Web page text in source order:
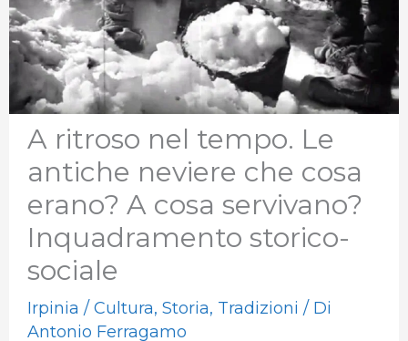
A ritroso nel tempo. Le
antiche neviere che cosa
erano? A cosa servivano?
Inquadramento storico-
sociale
Irpinia / Cultura, Storia, Tradizioni / Di
Antonio Ferragamo